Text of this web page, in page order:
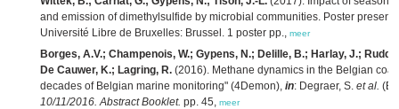
and emission of dimethylsulfide by microbial communities. Poster
Université Libre de Bruxelles: Brussel. 1 poster pp., meer
Borges, A.V.; Champenois, W.; Gypens, N.; Delille, B.; Harlay, J.;
De Cauwer, K.; Lagring, R. (2016). Methane dynamics in the Belgian
decades of Belgian marine monitoring" (4Demon), in: Degraer, S. et al.
10/11/2016. Abstract Booklet. pp. 45, meer